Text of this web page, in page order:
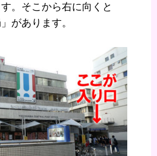
。そこから右に向くと
があります。